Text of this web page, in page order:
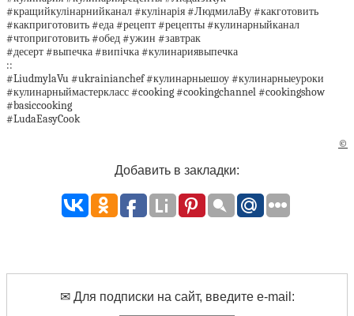
#кращийкулінарнийканал #кулінарія #ЛюдмилаВу #какготовить
#какприготовить #еда #рецепт #рецепты #кулинарныйканал
#чтоприготовить #обед #ужин #завтрак
#десерт #выпечка #випічка #кулинариявыпечка
::
#LiudmylaVu #ukrainianchef #кулинарныешоу #кулинарныеуроки
#кулинарныймастеркласс #cooking #cookingchannel #cookingshow
#basiccooking
#LudaEasyCook
©
Добавить в закладки:
✉ Для подписки на сайт, введите e-mail: